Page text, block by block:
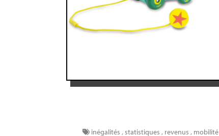
inégalités ,statistiques , revenus ,